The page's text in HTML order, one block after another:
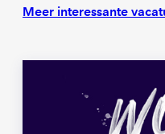
Meer interessante